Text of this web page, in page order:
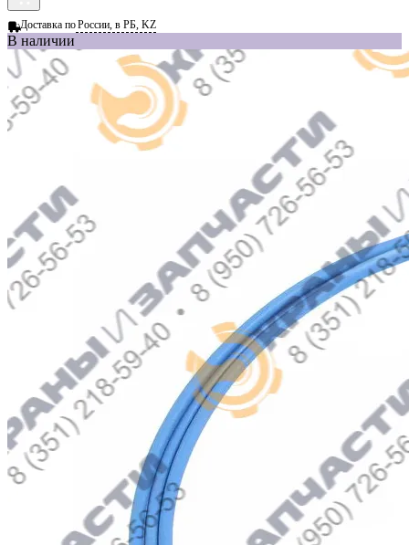
Доставка поРоссии, в РБ, KZ
В наличии